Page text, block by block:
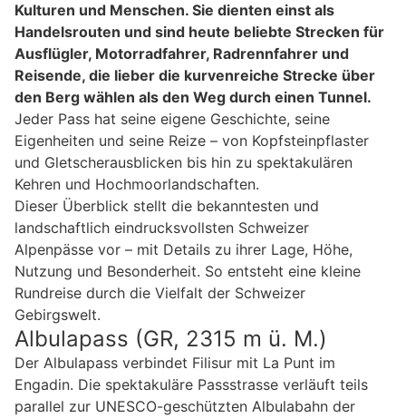
Kulturen und Menschen. Sie dienten einst als
Handelsrouten und sind heute beliebte Strecken für
Ausflügler, Motorradfahrer, Radrennfahrer und
Reisende, die lieber die kurvenreiche Strecke über
den Berg wählen als den Weg durch einen Tunnel.
Jeder Pass hat seine eigene Geschichte, seine
Eigenheiten und seine Reize – von Kopfsteinpflaster
und Gletscherausblicken bis hin zu spektakulären
Kehren und Hochmoorlandschaften.
Dieser Überblick stellt die bekanntesten und
landschaftlich eindrucksvollsten Schweizer
Alpenpässe vor – mit Details zu ihrer Lage, Höhe,
Nutzung und Besonderheit. So entsteht eine kleine
Rundreise durch die Vielfalt der Schweizer
Gebirgswelt.
Albulapass (GR, 2315 m ü. M.)
Der Albulapass verbindet Filisur mit La Punt im
Engadin. Die spektakuläre Passstrasse verläuft teils
parallel zur UNESCO-geschützten Albulabahn der